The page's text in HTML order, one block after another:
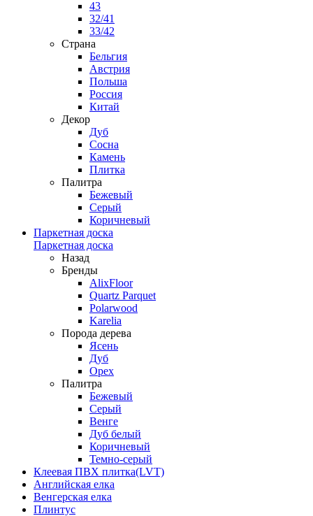
43
32/41
33/42
Страна
Бельгия
Австрия
Польша
Россия
Китай
Декор
Дуб
Сосна
Камень
Плитка
Палитра
Бежевый
Серый
Коричневый
Паркетная доска
Паркетная доска
Назад
Бренды
AlixFloor
Quartz Parquet
Polarwood
Karelia
Порода дерева
Ясень
Дуб
Орех
Палитра
Бежевый
Серый
Венге
Дуб белый
Коричневый
Темно-серый
Клеевая ПВХ плитка(LVT)
Английская елка
Венгерская елка
Плинтус